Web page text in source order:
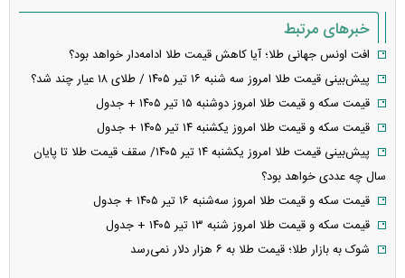
خبرهای مرتبط
افت اونس جهانی طلا؛ آیا کاهش قیمت طلا ادامه‌دار خواهد بود؟
پیش‌بینی قیمت طلا امروز سه شنبه ۱۶ تیر ۱۴۰۵ / طلای ۱۸ عیار چند شد؟
قیمت سکه و قیمت طلا امروز دوشنبه ۱۵ تیر ۱۴۰۵ + جدول
قیمت سکه و قیمت طلا امروز یکشنبه ۱۴ تیر ۱۴۰۵ + جدول
پیش‌بینی قیمت طلا امروز یکشنبه ۱۴ تیر ۱۴۰۵/ سقف قیمت طلا تا پایان
سال چه عددی خواهد بود؟
قیمت سکه و قیمت طلا امروز سه‌شنبه ۱۶ تیر ۱۴۰۵ + جدول
قیمت سکه و قیمت طلا امروز شنبه ۱۳ تیر ۱۴۰۵ + جدول
شوک به بازار طلا؛ قیمت طلا به ۶ هزار دلار نمی‌رسد